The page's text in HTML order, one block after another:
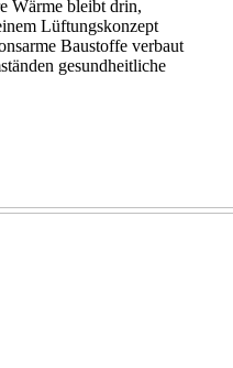
Wärme bleibt drin,
Lüftungskonzept
Baustoffe verbaut
gesundheitliche